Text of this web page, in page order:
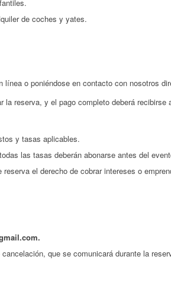
de coches y yates.
o poniéndose en contacto con nosotros
reserva, y el pago completo deberá recibirse
y tasas aplicables.
las tasas deberán abonarse antes del
reserva el derecho de cobrar intereses o
que se comunicará durante la